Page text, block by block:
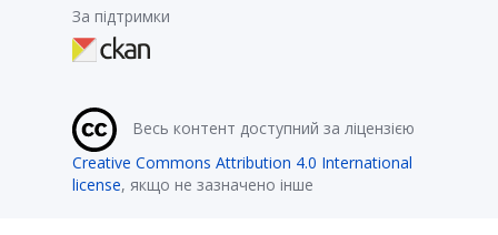
За підтримки
Весь контент доступний за ліцензією
Creative Commons Attribution 4.0 International
license, якщо не зазначено інше